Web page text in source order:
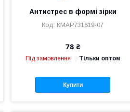
Антистрес в формі зірки
КМAP731619-07
78 ₴
Під замовлення Тільки оптом
Купити